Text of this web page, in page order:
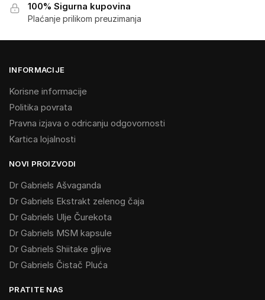
100% Sigurna kupovina
Plaćanje prilikom preuzimanja
INFORMACIJE
Korisne informacije
Politika povrata
Pravna izjava o odricanju odgovornosti
Kartica lojalnosti
NOVI PROIZVODI
Dr Gabriels Ašvaganda
Dr Gabriels Ekstrakt zelenog čaja
Dr Gabriels Ulje Čurekota
Dr Gabriels MSM kapsule
Dr Gabriels Shiitake gljive
Dr Gabriels Čistač Pluća
PRATITE NAS